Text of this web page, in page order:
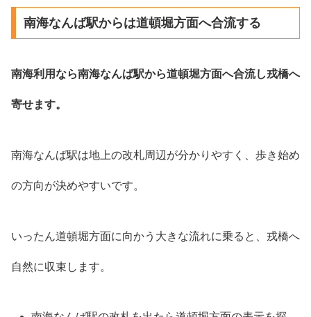
南海なんば駅からは道頓堀方面へ合流する
南海利用なら南海なんば駅から道頓堀方面へ合流し戎橋へ
寄せます。
南海なんば駅は地上の改札周辺が分かりやすく、歩き始め
の方向が決めやすいです。
いったん道頓堀方面に向かう大きな流れに乗ると、戎橋へ
自然に収束します。